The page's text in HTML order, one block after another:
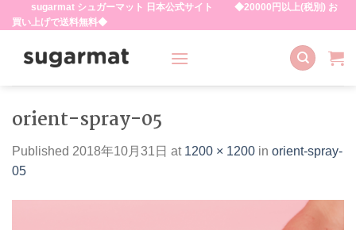
to
content
sugarmat シュガーマット 日本公式サイト ◆20000円以上(税別) お
買い上げで送料無料◆
orient-spray-05
Published 2018年10月31日 at 1200 × 1200 in orient-spray-
05